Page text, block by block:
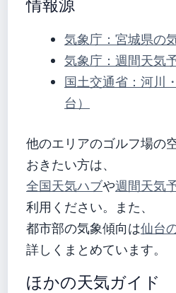
情報源
気象庁：宮城県の
気象庁：週間天気
国土交通省：河川
台）
他のエリアのゴルフ場の
おきたい方は、
全国天気ハブや週間天気
利用ください。また、
都市部の気象傾向は仙台
詳しくまとめています。
ほかの天気ガイド